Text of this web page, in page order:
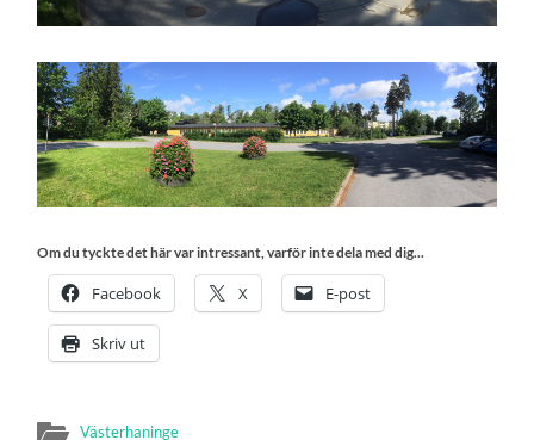
Om du tyckte det här var intressant, varför inte dela med dig...
Facebook X E-post
Skriv ut
Västerhaninge